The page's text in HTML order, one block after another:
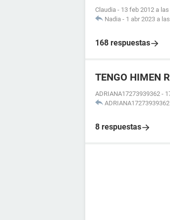
Claudia - 13 feb 2012 a
Nadia - 1 abr 2023 a
168 respuestas
TENGO HIMEN
ADRIANA17273939362 -
ADRIANA17273939362
8 respuestas